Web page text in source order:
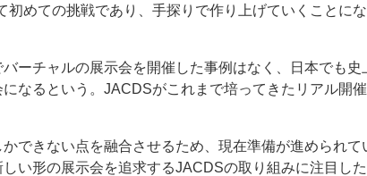
めての挑戦であり、手探りで作り上げていくことに
ーチャルの展示会を開催した事例はなく、日本でも史
なるという。JACDSがこれまで培ってきたリアル開催
できない点を融合させるため、現在準備が進められて
い形の展示会を追求するJACDSの取り組みに注目した